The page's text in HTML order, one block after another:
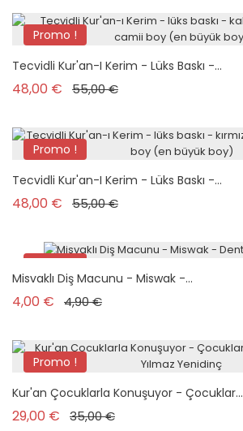
Promo !
Nouveau
Tecvidli Kur'an-I Kerim - Lüks Baskı -...
48,00 € Prix de base
55,00 €Prix
Promo !
Nouveau
Tecvidli Kur'an-I Kerim - Lüks Baskı -...
48,00 € Prix de base
55,00 €Prix
Nouveau
Misvaklı Diş Macunu - Miswak -...
4,00 € Prix de base
4,90 €Prix
Promo !
Nouveau
Kur'an Çocuklarla Konuşuyor - Çocuklar...
29,00 € Prix de base
35,00 €Prix